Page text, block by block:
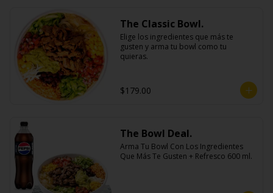
The Classic Bowl.
Elige los ingredientes que más te
gusten y arma tu bowl como tu
quieras.
$179.00
The Bowl Deal.
Arma Tu Bowl Con Los Ingredientes
Que Más Te Gusten + Refresco 600 ml.